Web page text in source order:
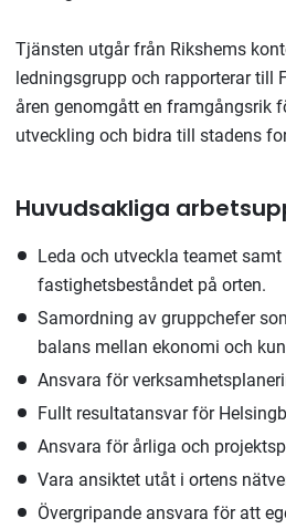
Tjänsten utgår från Rikshems
ledningsgrupp och rapporterar till
åren genomgått en framgångsrik
utveckling och bidra till stadens
Huvudsakliga
Leda och utveckla teamet
fastighetsbeståndet på orten.
Samordning av gruppchefer
balans mellan ekonomi och
Ansvara för
Fullt resultatansvar för
Ansvara för årliga och
Vara ansiktet utåt i ortens
Övergripande ansvara för att